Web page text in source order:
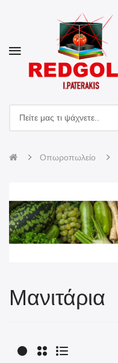
Οπωροπωλείο
Μανιτάρια